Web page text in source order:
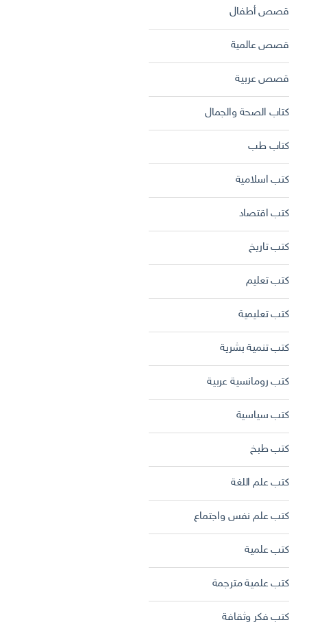
قصص أطفال
قصص عالمية
قصص عربية
كتاب الصحة والجمال
كتاب طب
كتب اسلامية
كتب اقتصاد
كتب تاريخ
كتب تعليم
كتب تعليمية
كتب تنمية بشرية
كتب رومانسية عربية
كتب سياسية
كتب طبخ
كتب علم اللغة
كتب علم نفس واجتماع
كتب علمية
كتب علمية مترجمة
كتب فكر وثقافة